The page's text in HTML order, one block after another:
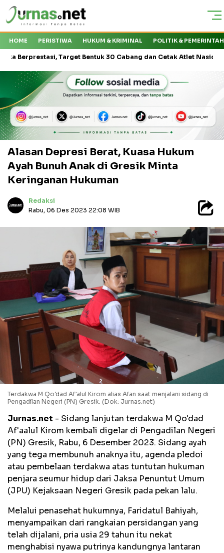
HOME PERISTIWA HUKUM & KRIMINAL POLITIK &
Target Bentuk 30 Cabang dan Cetak Atlet Nasional Kejati
Alasan Depresi Berat, Kuasa Hukum
Ayah Bunuh Anak di Gresik Minta
Keringanan Hukuman
Redaksi
Rabu, 06 Des 2023 22:08 WIB
Terdakwa M Qo’dad Af’alul Kirom alias Afan saat menjalani sidang di
Pengadilan Negeri (PN) Gresik. (Dok: Jurnas.net)
Jurnas.net - Sidang lanjutan terdakwa M Qo'dad
Af'aalul Kirom kembali digelar di Pengadilan Negeri
(PN) Gresik, Rabu, 6 Desember 2023. Sidang ayah
yang tega membunuh anaknya itu, agenda pledoi
atau pembelaan terdakwa atas tuntutan hukuman
penjara seumur hidup dari Jaksa Penuntut Umum
(JPU) Kejaksaan Negeri Gresik pada pekan lalu.
Melalui penasehat hukumnya, Faridatul Bahiyah,
menyampaikan dari rangkaian persidangan yang
telah dijalani, pria usia 29 tahun itu nekat
menghabisi nyawa putrinya kandungnya lantaran